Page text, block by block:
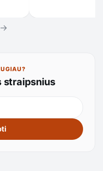
→
straipsnius